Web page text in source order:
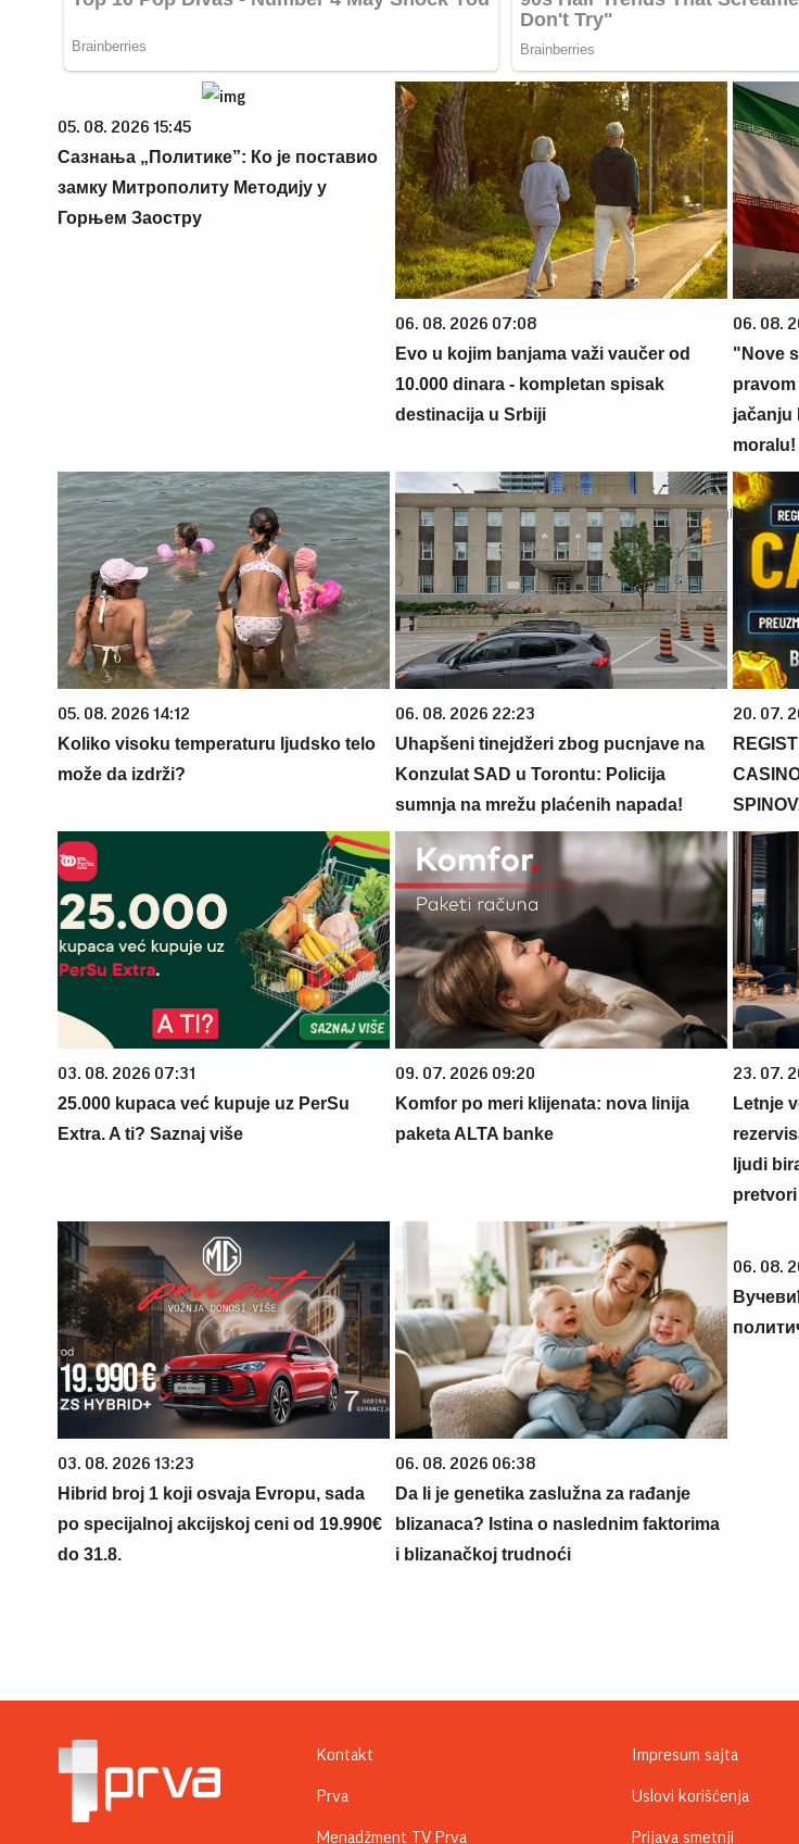
05. 08. 2026 15:45
Сазнања „Политике”: Ко је поставио
замку Митрополиту Методију у
Горњем Заостру
06. 08. 2026 07:08
Evo u kojim banjama važi vaučer od
10.000 dinara - kompletan spisak
destinacija u Srbiji
06. 08.
"Nove
jačanju
moralu!
05. 08. 2026 14:12
Koliko visoku temperaturu ljudsko telo
može da izdrži?
06. 08. 2026 22:23
Uhapšeni tinejdžeri zbog pucnjave na
Konzulat SAD u Torontu: Policija
sumnja na mrežu plaćenih napada!
20. 07.
03. 08. 2026 07:31
25.000 kupaca već kupuje uz PerSu
Extra. A ti? Saznaj više
09. 07. 2026 09:20
Komfor po meri klijenata: nova linija
paketa ALTA banke
23. 07.
Letnje
ljudi
03. 08. 2026 13:23
Hibrid broj 1 koji osvaja Evropu, sada
po specijalnoj akcijskoj ceni od 19.990€
do 31.8.
06. 08. 2026 06:38
Da li je genetika zaslužna za rađanje
blizanaca? Istina o naslednim faktorima
i blizanačkoj trudnoći
06. 08.
Kontakt
Prva
Menadžment TV Prva
Impresum sajta
Uslovi korišćenja
Prijava smetnji